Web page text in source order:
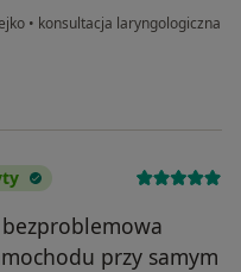
• konsultacja laryngologiczna
przy samym